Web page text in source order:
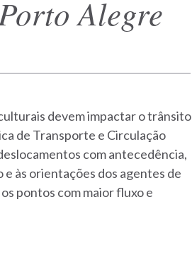
Alegre
devem impactar o trânsito
de Transporte e Circulação
com antecedência,
às orientações dos agentes de
pontos com maior fluxo e